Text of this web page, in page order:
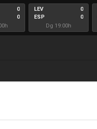
0
0
LEV
ESP
0
0
Dg 19:00h